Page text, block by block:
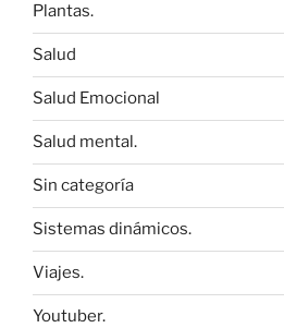
Plantas.
Salud
Salud Emocional
Salud mental.
Sin categoría
Sistemas dinámicos.
Viajes.
Youtuber.